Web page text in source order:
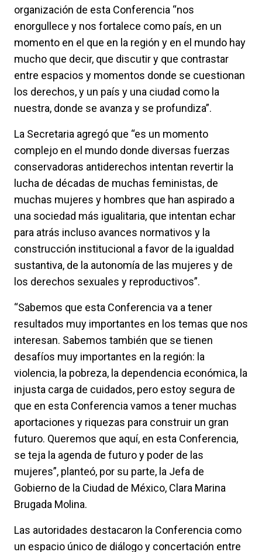
organización de esta Conferencia “nos
enorgullece y nos fortalece como país, en un
momento en el que en la región y en el mundo hay
mucho que decir, que discutir y que contrastar
entre espacios y momentos donde se cuestionan
los derechos, y un país y una ciudad como la
nuestra, donde se avanza y se profundiza”.
La Secretaria agregó que “es un momento
complejo en el mundo donde diversas fuerzas
conservadoras antiderechos intentan revertir la
lucha de décadas de muchas feministas, de
muchas mujeres y hombres que han aspirado a
una sociedad más igualitaria, que intentan echar
para atrás incluso avances normativos y la
construcción institucional a favor de la igualdad
sustantiva, de la autonomía de las mujeres y de
los derechos sexuales y reproductivos”.
“Sabemos que esta Conferencia va a tener
resultados muy importantes en los temas que nos
interesan. Sabemos también que se tienen
desafíos muy importantes en la región: la
violencia, la pobreza, la dependencia económica, la
injusta carga de cuidados, pero estoy segura de
que en esta Conferencia vamos a tener muchas
aportaciones y riquezas para construir un gran
futuro. Queremos que aquí, en esta Conferencia,
se teja la agenda de futuro y poder de las
mujeres”, planteó, por su parte, la Jefa de
Gobierno de la Ciudad de México, Clara Marina
Brugada Molina.
Las autoridades destacaron la Conferencia como
un espacio único de diálogo y concertación entre